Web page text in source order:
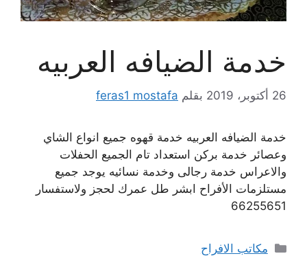
خدمة الضيافه العربيه
26 أكتوبر، 2019 بقلم feras1 mostafa
خدمة الضيافه العربيه خدمة قهوه جميع انواع الشاي
وعصائر خدمة بركن استعداد تام الجميع الحفلات
والاعراس خدمة رجالى وخدمة نسائيه يوجد جميع
مستلزمات الأفراح ابشر طل عمرك لحجز ولاستفسار
66255651
التصنيفات
مكاتب الافراح